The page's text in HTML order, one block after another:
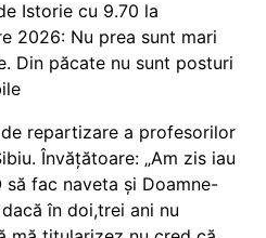
Istorie cu 9.70 la
2026: Nu prea sunt mari
Din păcate nu sunt posturi
repartizare a profesorilor
Învățătoare: „Am zis iau
să fac naveta și Doamne-
în doi,trei ani nu